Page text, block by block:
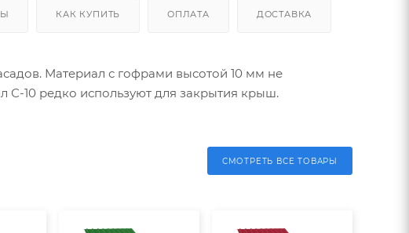
КАК КУПИТЬ ОПЛАТА ДОСТАВКА
Материал с гофрами высотой 10 мм не
С-10 редко используют для закрытия крыш.
СМОТРЕТЬ ВСЕ ТОВАРЫ